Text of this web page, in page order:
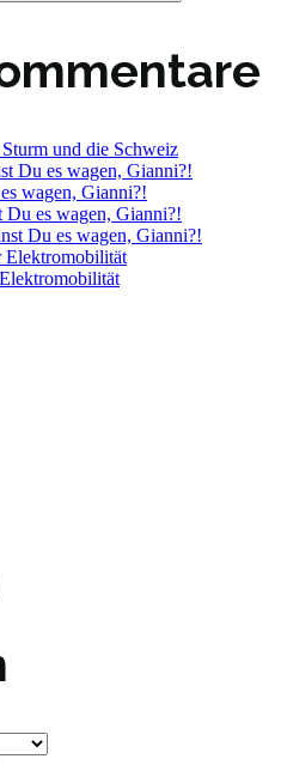
und die Schweiz
Du es wagen, Gianni?!
wagen, Gianni?!
Du es wagen, Gianni?!
Du es wagen, Gianni?!
Elektromobilität